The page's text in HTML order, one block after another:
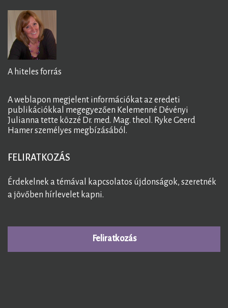
A hiteles forrás
A weblapon megjelent információkat az eredeti
publikációkkal megegyezően Kelemenné Dévényi
Julianna tette közzé Dr. med. Mag. theol. Ryke Geerd
Hamer személyes megbízásából.
FELIRATKOZÁS
Érdekelnek a témával kapcsolatos újdonságok, szeretnék
a jövőben hírlevelet kapni.
Feliratkozás